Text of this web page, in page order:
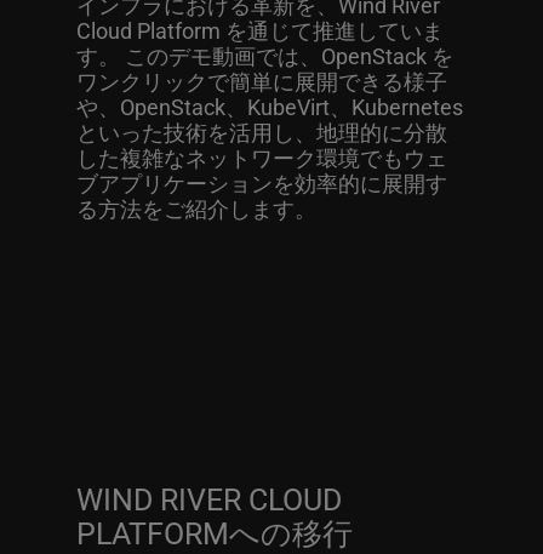
Cloud Platform を通じて推進していま
す。 このデモ動画では、OpenStack を
ワンクリックで簡単に展開できる様子
や、OpenStack、KubeVirt、Kubernetes
といった技術を活用し、地理的に分散
した複雑なネットワーク環境でもウェ
ブアプリケーションを効率的に展開す
る方法をご紹介します。
WIND RIVER CLOUD
PLATFORMへの移行